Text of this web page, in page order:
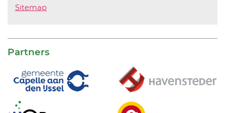
Sitemap
Partners